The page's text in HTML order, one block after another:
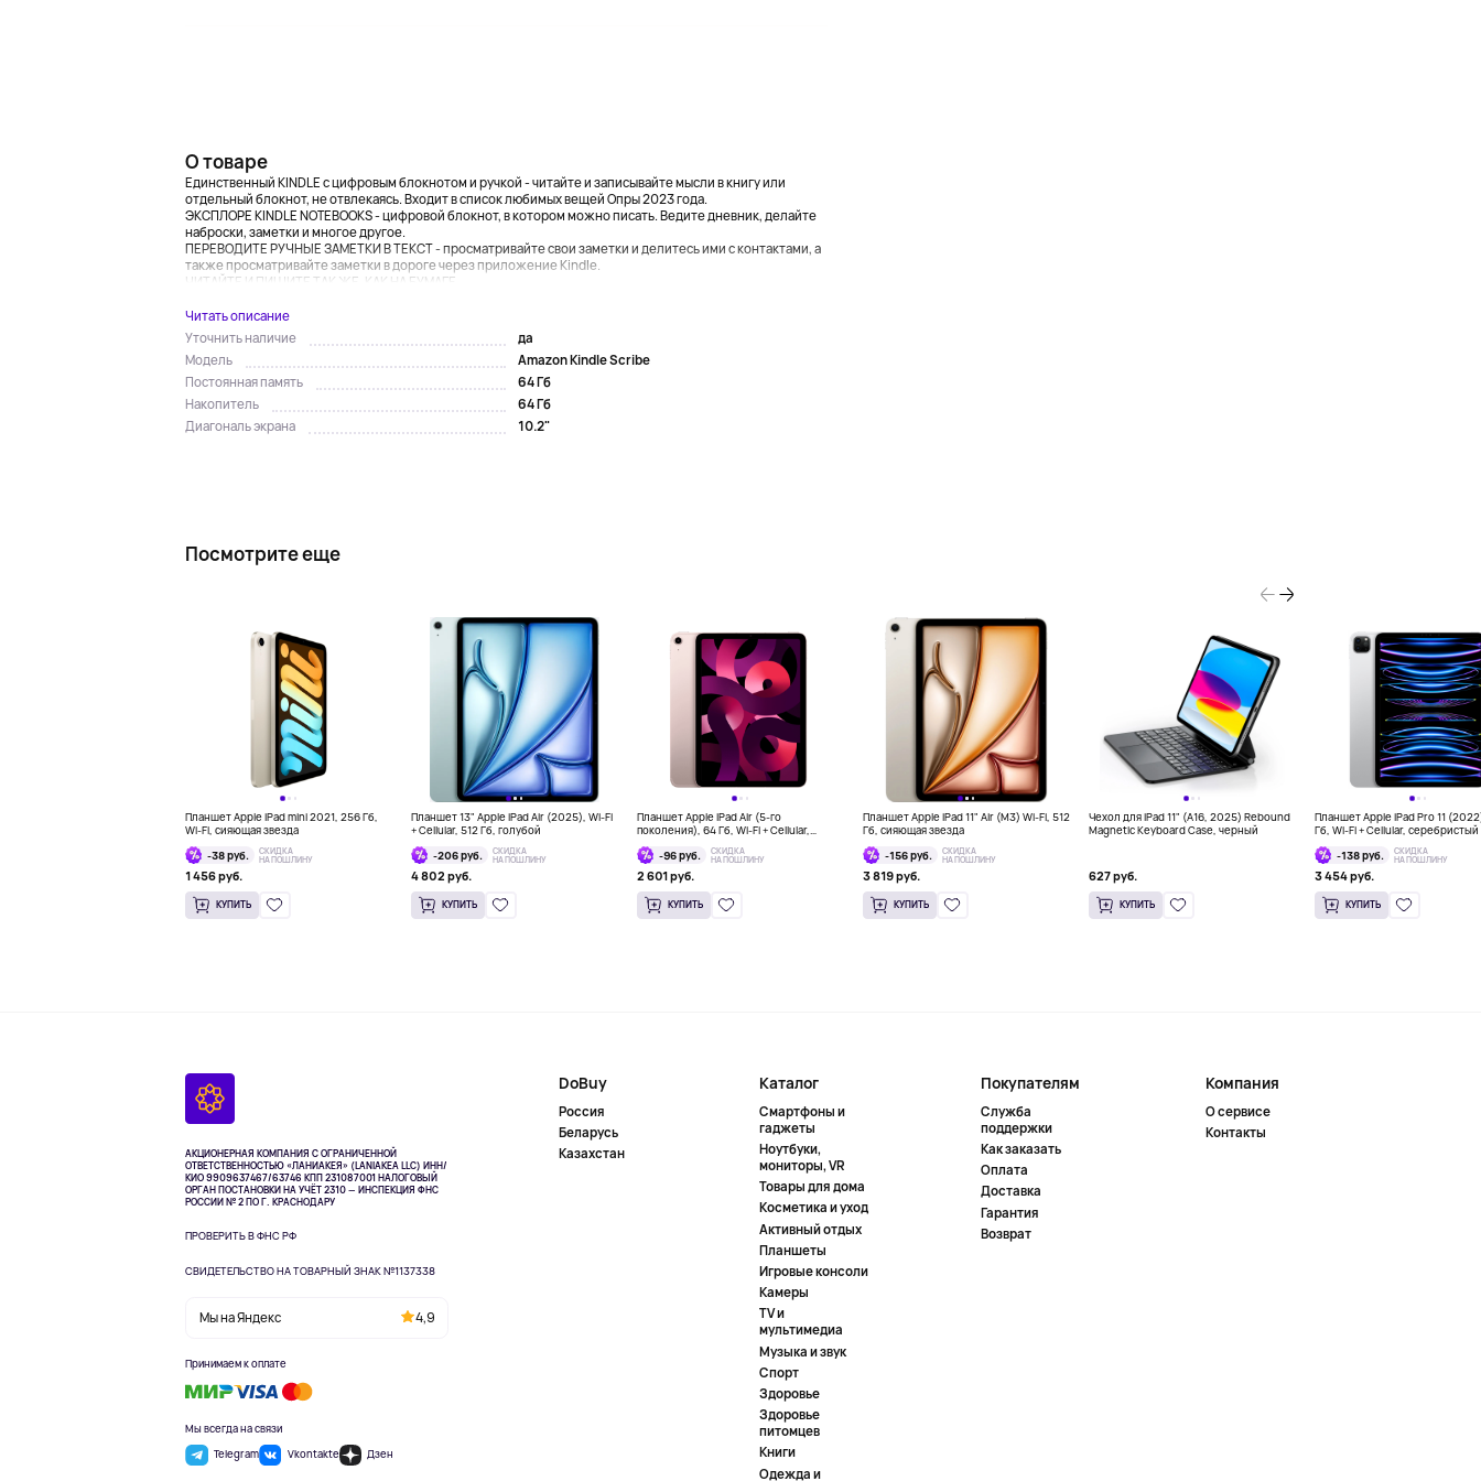
О товаре
Единственный KINDLE с цифровым блокнотом и ручкой - читайте и записывайте мысли в книгу или
отдельный блокнот, не отвлекаясь. Входит в список любимых вещей Опры 2023 года.
ЭКСПЛОРЕ KINDLE NOTEBOOKS - цифровой блокнот, в котором можно писать. Ведите дневник, делайте
наброски, заметки и многое другое.
ПЕРЕВОДИТЕ РУЧНЫЕ ЗАМЕТКИ В ТЕКСТ - просматривайте свои заметки и делитесь ими с контактами, а
также просматривайте заметки в дороге через приложение Kindle.
ЧИТАЙТЕ И ПИШИТЕ ТАК ЖЕ, КАК НА БУМАГЕ...
Читать описание
Уточнить наличие
да
Модель
Amazon Kindle Scribe
Постоянная память
64 Гб
Накопитель
64 Гб
Диагональ экрана
10.2"
Посмотрите еще
Планшет Apple iPad mini 2021, 256 Гб,
Wi-Fi, сияющая звезда
-38 руб.
СКИДКА
НА ПОШЛИНУ
1 456 руб.
КУПИТЬ
Планшет 13" Apple iPad Air (2025), Wi-Fi
+ Cellular, 512 Гб, голубой
-206 руб.
СКИДКА
НА ПОШЛИНУ
4 802 руб.
КУПИТЬ
Планшет Apple iPad Air (5-го
поколения), 64 Гб, Wi-Fi + Cellular,
розовый
-96 руб.
СКИДКА
НА ПОШЛИНУ
2 601 руб.
КУПИТЬ
Планшет Apple iPad 11" Air (M3) Wi-Fi, 512
Гб, сияющая звезда
-156 руб.
СКИДКА
НА ПОШЛИНУ
3 819 руб.
КУПИТЬ
Чехол для iPad 11" (A16, 2025) Rebound
Magnetic Keyboard Case, черный
627 руб.
КУПИТЬ
Планшет Apple iPad Pro 11
Гб, Wi-Fi + Cellular, серебристый
-138 руб.
СКИДКА
НА ПОШЛИНУ
3 454 руб.
КУПИТЬ
АКЦИОНЕРНАЯ КОМПАНИЯ С ОГРАНИЧЕННОЙ
ОТВЕТСТВЕННОСТЬЮ «ЛАНИАКЕЯ» (LANIAKEA LLC) ИНН/
КИО 9909637467/63746 КПП 231087001НАЛОГОВЫЙ
ОРГАН ПОСТАНОВКИ НА УЧЁТ 2310 — ИНСПЕКЦИЯ ФНС
РОССИИ № 2 ПО Г. КРАСНОДАРУ
ПРОВЕРИТЬ В ФНС РФ
СВИДЕТЕЛЬСТВО НА ТОВАРНЫЙ ЗНАК №1137338
Мы на Яндекс 4,9
Принимаем к оплате
Мы всегда на связи
Telegram
Vkontakte Дзен
DoBuy
Россия
Беларусь
Казахстан
Каталог
Смартфоны и
гаджеты
Ноутбуки,
мониторы, VR
Товары для дома
Косметика и уход
Активный отдых
Планшеты
Игровые консоли
Камеры
TV и
мультимедиа
Музыка и звук
Спорт
Здоровье
Здоровье
питомцев
Книги
Одежда и
Покупателям
Служба
поддержки
Как заказать
Оплата
Доставка
Гарантия
Возврат
Компания
О сервисе
Контакты